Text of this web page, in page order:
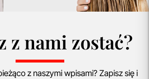
z nami zostać?
z naszymi wpisami? Zapisz się i